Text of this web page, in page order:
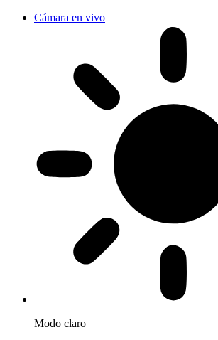
Cámara en vivo
Modo claro